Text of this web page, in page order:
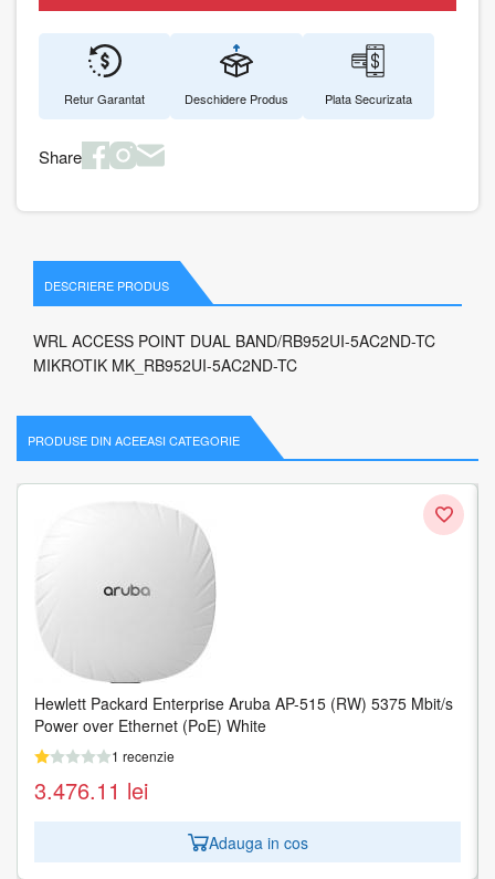
Retur Garantat Deschidere Produs Plata Securizata
Share
DESCRIERE PRODUS
WRL ACCESS POINT DUAL BAND/RB952UI-5AC2ND-TC
MIKROTIK MK_RB952UI-5AC2ND-TC
PRODUSE DIN ACEEASI CATEGORIE
Hewlett Packard Enterprise Aruba AP-515 (RW) 5375 Mbit/s
Power over Ethernet (PoE) White
1 recenzie
3.476.11 lei
Adauga in cos